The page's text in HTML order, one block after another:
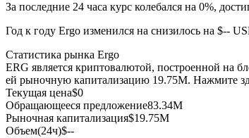
За последние 24 часа курс колебался на 0%,
Год к году Ergo изменился на снизилось на $--
Статистика рынка Ergo
ERG является криптовалютой, построенной на
ей рыночную капитализацию 19.75M. Нажмите
Текущая цена$0
Обращающееся предложение83.34M
Рыночная капитализация$19.75M
Объем(24ч)$--